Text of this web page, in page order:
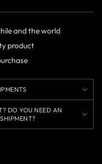
and the world
product
DO YOU NEED AN